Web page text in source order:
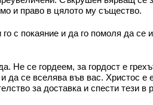
и право в цялото му същество.
с покаяние и да го помоля да се
се гордеем, за гордост е
се вселява във вас. Христос е
за доставка и спести тези в